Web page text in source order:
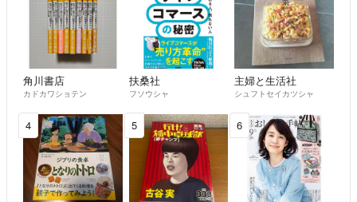
角川書店
カドカワショテン
扶桑社
フソウシャ
主婦と生活社
シュフトセイカツシャ
4 5 6